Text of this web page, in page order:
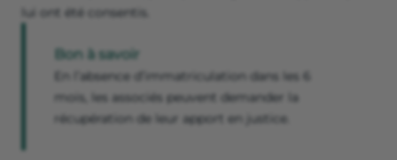
lui ont été consentis.
Bon à savoir
En l’absence d’immatriculation dans les 6
mois, les associés peuvent demander la
récupération de leur apport en justice.